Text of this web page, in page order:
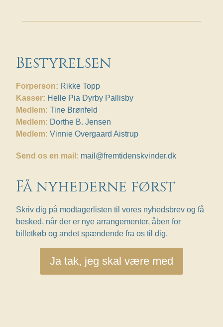
Bestyrelsen
Forperson: Rikke Topp
Kasser: Helle Pia Dyrby Pallisby
Medlem: Tine Brønfeld
Medlem: Dorthe B. Jensen
Medlem: Vinnie Overgaard Aistrup
Send os en mail: mail@fremtidenskvinder.dk
Få nyhederne først
Skriv dig på modtagerlisten til vores nyhedsbrev og få
besked, når der er nye arrangementer, åben for
billetkøb og andet spændende fra os til dig.
Ja tak, jeg skal være med